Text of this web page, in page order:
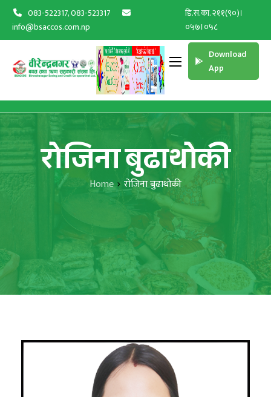
083-522317, 083-523317
info@bsaccos.com.np
डि.स.का. २११(९०)।
०५७।०५८
Download
App
रोजिना बुढाथोकी
Home रोजिना बुढाथोकी